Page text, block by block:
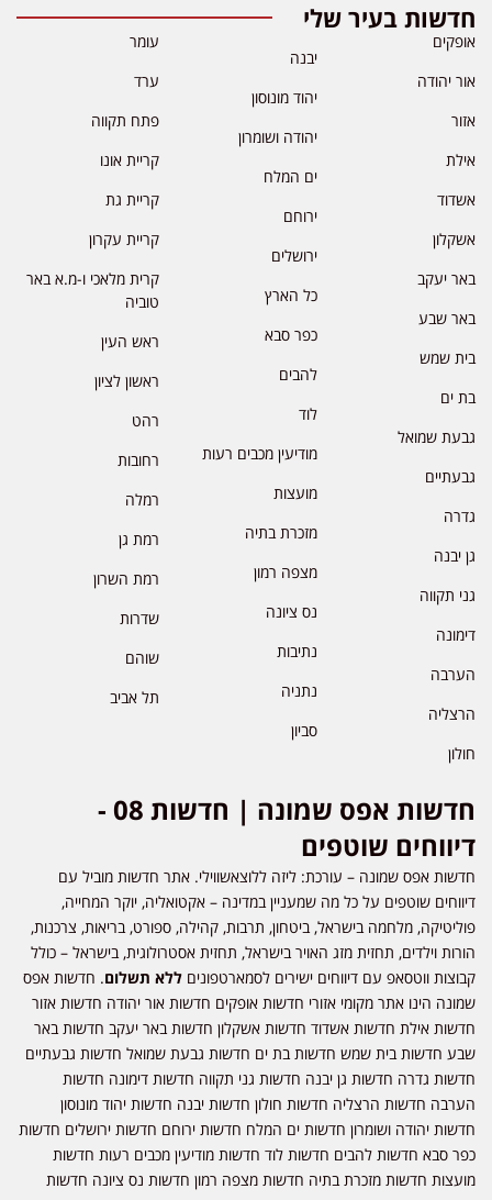
חדשות בעיר שלי
אופקים
אור יהודה
אזור
אילת
אשדוד
אשקלון
באר יעקב
באר שבע
בית שמש
בת ים
גבעת שמואל
גבעתיים
גדרה
גן יבנה
גני תקווה
דימונה
הערבה
הרצליה
חולון
יבנה
יהוד מונוסון
יהודה ושומרון
ים המלח
ירוחם
ירושלים
כל הארץ
כפר סבא
להבים
לוד
מודיעין מכבים רעות
מועצות
מזכרת בתיה
מצפה רמון
נס ציונה
נתיבות
נתניה
סביון
עומר
ערד
פתח תקווה
קריית אונו
קריית גת
קריית עקרון
קרית מלאכי ו-מ.א באר
טוביה
ראש העין
ראשון לציון
רהט
רחובות
רמלה
רמת גן
רמת השרון
שדרות
שוהם
תל אביב
חדשות אפס שמונה | חדשות 08 -
דיווחים שוטפים
חדשות אפס שמונה – עורכת: ליזה ללוצאשווילי. אתר חדשות מוביל עם
דיווחים שוטפים על כל מה שמעניין במדינה – אקטואליה, יוקר המחייה,
פוליטיקה, מלחמה בישראל, ביטחון, תרבות, קהילה, ספורט, בריאות, צרכנות,
הורות וילדים, תחזית מזג האויר בישראל, תחזית אסטרולוגית, בישראל – כולל
קבוצות ווטסאפ עם דיווחים ישירים לסמארטפונים ללא תשלום. חדשות אפס
שמונה הינו אתר מקומי אזורי חדשות אופקים חדשות אור יהודה חדשות אזור
חדשות אילת חדשות אשדוד חדשות אשקלון חדשות באר יעקב חדשות באר
שבע חדשות בית שמש חדשות בת ים חדשות גבעת שמואל חדשות גבעתיים
חדשות גדרה חדשות גן יבנה חדשות גני תקווה חדשות דימונה חדשות
הערבה חדשות הרצליה חדשות חולון חדשות יבנה חדשות יהוד מונוסון
חדשות יהודה ושומרון חדשות ים המלח חדשות ירוחם חדשות ירושלים חדשות
כפר סבא חדשות להבים חדשות לוד חדשות מודיעין מכבים רעות חדשות
מועצות חדשות מזכרת בתיה חדשות מצפה רמון חדשות נס ציונה חדשות